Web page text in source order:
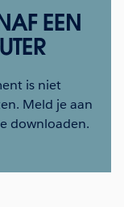
EEN
is niet
Meld je aan
downloaden.